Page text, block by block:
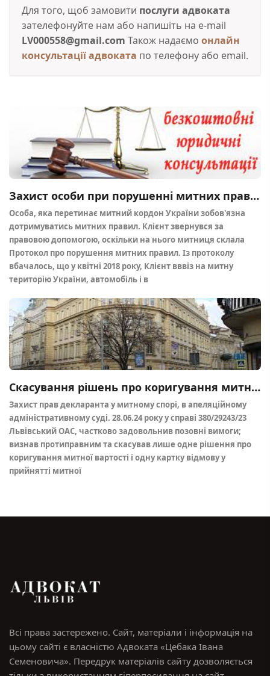
Для того, щоб замовити послуги адвоката
зателефонуйте нам або напишіть на e-mail
LV000558@gmail.com Також надаємо онлайн
консультації адвоката по телефону або email.
Захист особи при порушенні митних правил (470 МК)
Особа, яка перетинає митний кордон України зобов'язна
дотримуватись митних правил. Клієнт звернувся за
правовою допомогою, оскільки на нього митниця склала
Протокол про порушення митних правил. Із протоколу
вбачалось, що у квітні 2018 року, Клієнт вввіз на митну
територію України, автомобіль і в
Скасування рішень про коригування митної вартості та карток відмов, в апеляційному адміністративному суді
Захист прав декларанта у митному спорі, в апеляційному
адміністративному суді. 28.06.24 року у справі 380/29243/23
Львівський ОАС, частково задовольнив позовні вимоги;
визнав протиправним та скасував лише одне рішення про
коригування митної вартості і одну картку відмову у
прийнятті митної
Всі права застережено. Сайт, матеріали і інформація на
цьому сайті є власністю Адвоката «Цебака Івана
Семеновича». Передрук матеріалів сайту дозволяється